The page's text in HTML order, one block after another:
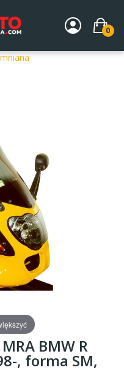
0
Szyby
Szyby
BMW R
, forma SM,